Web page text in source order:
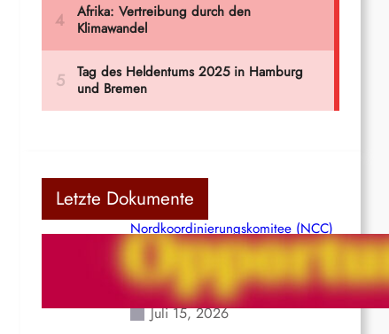
Letzte Dokumente
Nordkoordinierungskomitee (NCC)
der Kommunistischen Partei Indiens
(Maoistisch): Postmoderner
Opportunismus
Juli 15, 2026